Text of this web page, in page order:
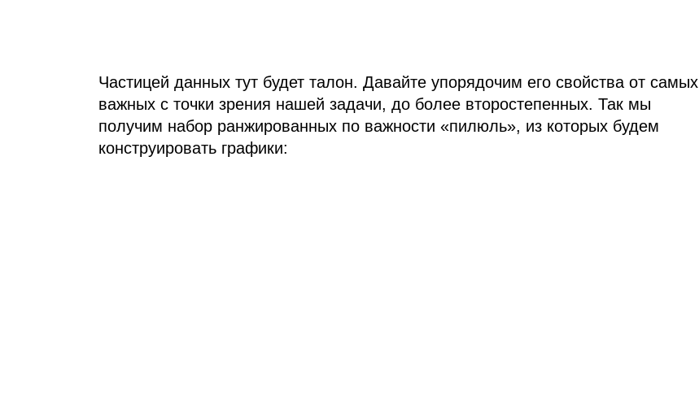
Частицей данных тут будет талон. Давайте упорядочим его свойства от самых
важных с точки зрения нашей задачи, до более второстепенных. Так мы
получим набор ранжированных по важности «пилюль», из которых будем
конструировать графики: